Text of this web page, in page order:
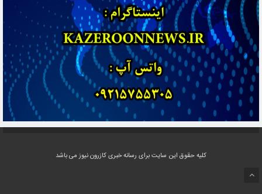
کلیه حقوق این سایت برای رسانه خبری کازرون نیوز می باشد